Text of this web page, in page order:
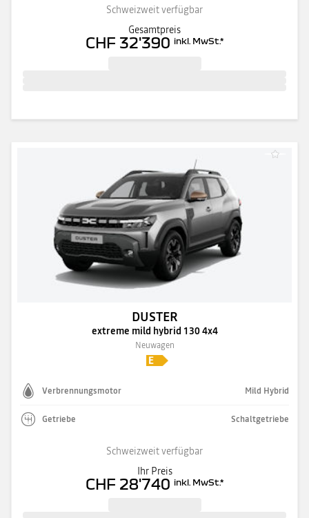
Schweizweit verfügbar
Gesamtpreis
CHF 32'390 inkl. MwSt.*
DUSTER
extreme mild hybrid 130 4x4
Neuwagen
Verbrennungsmotor Mild Hybrid
Getriebe Schaltgetriebe
Schweizweit verfügbar
Ihr Preis
CHF 28'740 inkl. MwSt.*